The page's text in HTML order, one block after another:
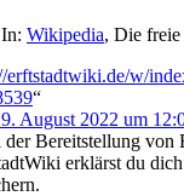
Wikipedia, Die
erftstadtwiki.de/w/
“
August 2022 um
der Bereitstellung
erklärst du